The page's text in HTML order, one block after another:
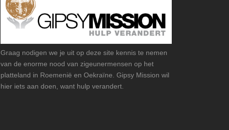
Graag nodigen we je uit op deze site kennis te nemen
van de enorme nood van zigeunermensen op het
platteland in Roemenië en Oekraïne. Gipsy Mission wil
hier iets aan doen, want hulp verandert.